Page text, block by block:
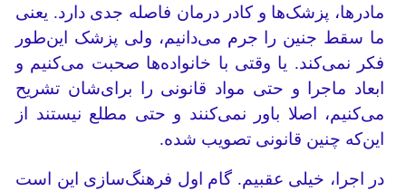
مادرها، پزشک‌ها و کادر درمان فاصله جدی دارد. یعنی
ما سقط جنین را جرم می‌دانیم، ولی پزشک این‌طور
فکر نمی‌کند. یا وقتی با خانواده‌ها صحبت می‌کنیم و
ابعاد ماجرا و حتی مواد قانونی را برای‌شان تشریح
می‌کنیم، اصلا باور نمی‌کنند و حتی مطلع نیستند از
این‌که چنین قانونی تصویب شده.
در اجرا، خیلی عقبیم. گام اول فرهنگ‌سازی این است